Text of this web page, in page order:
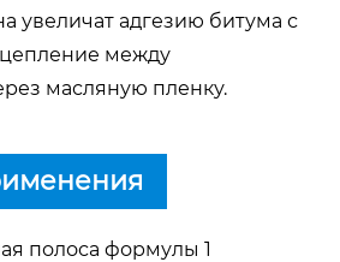
увеличат адгезию битума с
между
масляную пленку.
полоса формулы 1